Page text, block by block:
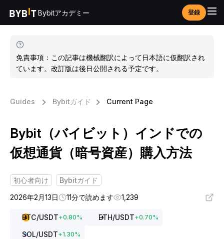
Bybitアカデミー 登録
免責事項：この記事は機械翻訳によって日本語に仮翻訳され
ています。改訂版は後日公開される予定です。
Guides Bybitガイド Current Page
Bybit（バイビット）インドでの
仮想通貨（暗号資産）購入方法
初心者向け
Bybitガイド
2026年2月13日
11分で読めます 1,239
BTC/USDT+0.80% ETH/USDT+0.70%
SOL/USDT+1.30%